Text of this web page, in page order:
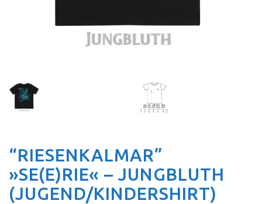
“RIESENKALMAR”
»SE(E)RIE« – JUNGBLUTH
(JUGEND/KINDERSHIRT)